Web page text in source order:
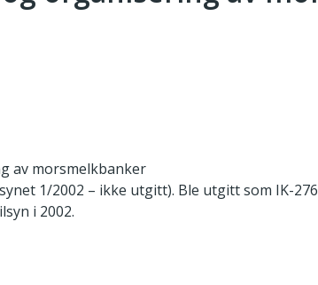
av morsmelkbanker
1/2002 – ikke utgitt). Ble utgitt som IK-
i 2002.